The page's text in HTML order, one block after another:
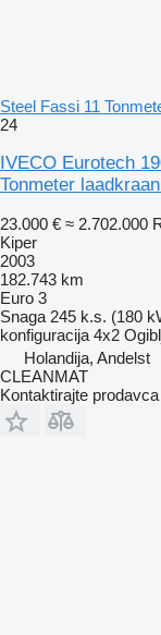
Steel Fassi 11
24
IVECO Eurotech
Tonmeter
23.000 € ≈ 2.702.000
Kiper
2003
182.743 km
Euro 3
Snaga 245 k.s. (180
konfiguracija 4x2
Holandija, Andelst
CLEANMAT
Kontaktirajte prodavca